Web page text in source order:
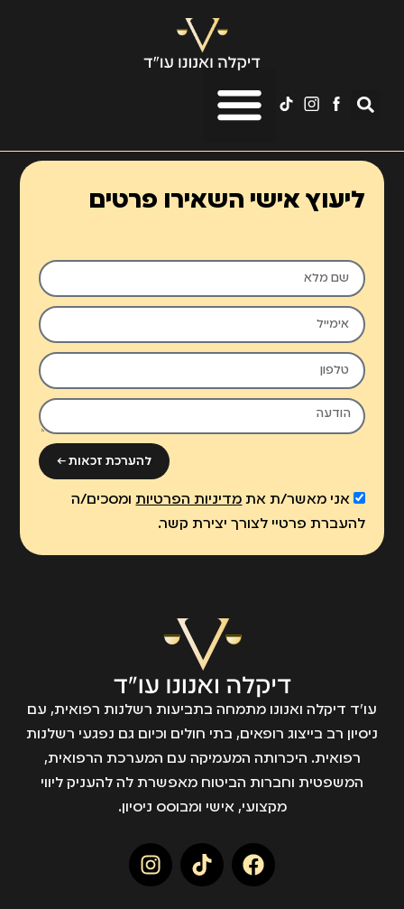
ליעוץ אישי השאירו פרטים
אני מאשר/ת את מדיניות הפרטיותומסכים/ה
להעברת פרטיי לצורך יצירת קשר.
להערכת זכאות ←
עו״ד דיקלה ואנונו מתמחה בתביעות רשלנות רפואית, עם
ניסיון רב בייצוג רופאים, בתי חולים וכיום גם נפגעי רשלנות
רפואית. היכרותה המעמיקה עם המערכת הרפואית,
המשפטית וחברות הביטוח מאפשרת לה להעניק ליווי
מקצועי, אישי ומבוסס ניסיון.